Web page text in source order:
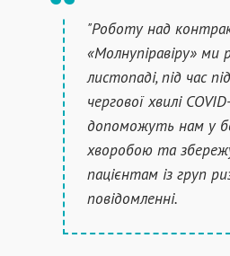
"Роботу над
«Молнупіравіру» ми
листопаді, під час
чергової хвилі
допоможуть нам у
хворобою та
пацієнтам із груп
повідомленні.